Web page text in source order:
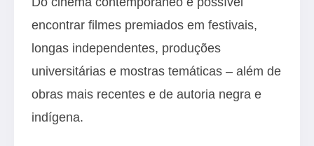
encontrar filmes premiados em festivais,
longas independentes, produções
universitárias e mostras temáticas – além de
obras mais recentes e de autoria negra e
indígena.